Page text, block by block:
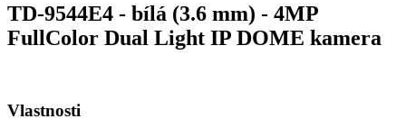
TD-9544E4 - bílá (3.6 mm) - 4MP
FullColor Dual Light IP DOME kamera
Vlastnosti